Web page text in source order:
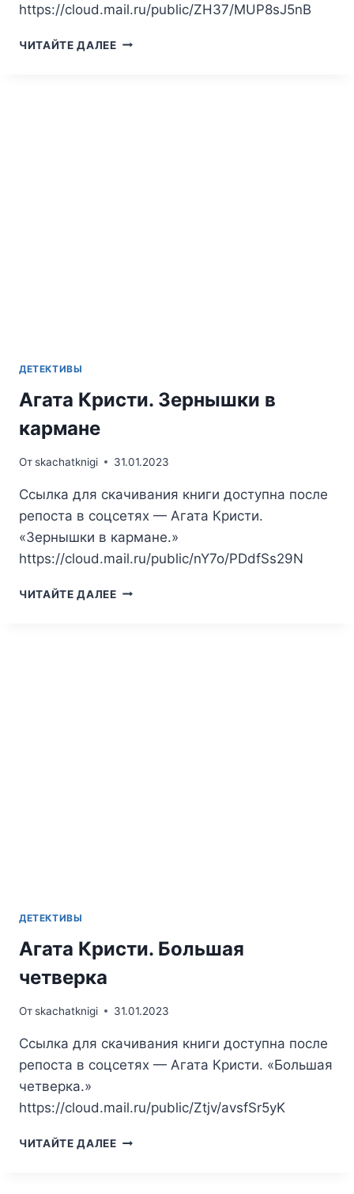
https://cloud.mail.ru/public/ZH37/MUP8sJ5nB
ЧИТАЙТЕ ДАЛЕЕ АГАТА
ДЕТЕКТИВЫ
Агата Кристи. Зернышки в
кармане
Отskachatknigi 31.01.2023
Ссылка для скачивания книги доступна после
репоста в соцсетях — Агата Кристи.
«Зернышки в кармане.»
https://cloud.mail.ru/public/nY7o/PDdfSs29N
ЧИТАЙТЕ ДАЛЕЕ АГАТА
ДЕТЕКТИВЫ
Агата Кристи. Большая
четверка
Отskachatknigi 31.01.2023
Ссылка для скачивания книги доступна после
репоста в соцсетях — Агата Кристи. «Большая
четверка.»
https://cloud.mail.ru/public/Ztjv/avsfSr5yK
ЧИТАЙТЕ ДАЛЕЕ АГАТА